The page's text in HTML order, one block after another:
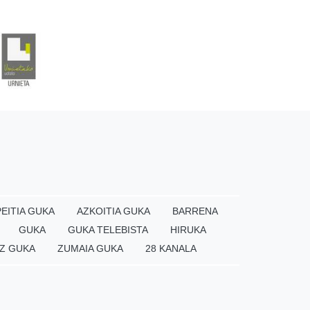
GUKA AZKOITIA GUKA
BARRENA
GUKA GUKA TELEBISTA
HIRUKA
GUKA ZUMAIA GUKA 28 KANALA